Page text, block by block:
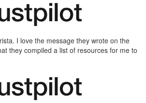
I love the message they wrote on the
they compiled a list of resources for me to